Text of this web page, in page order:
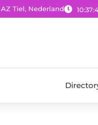
Tiel, Nederland